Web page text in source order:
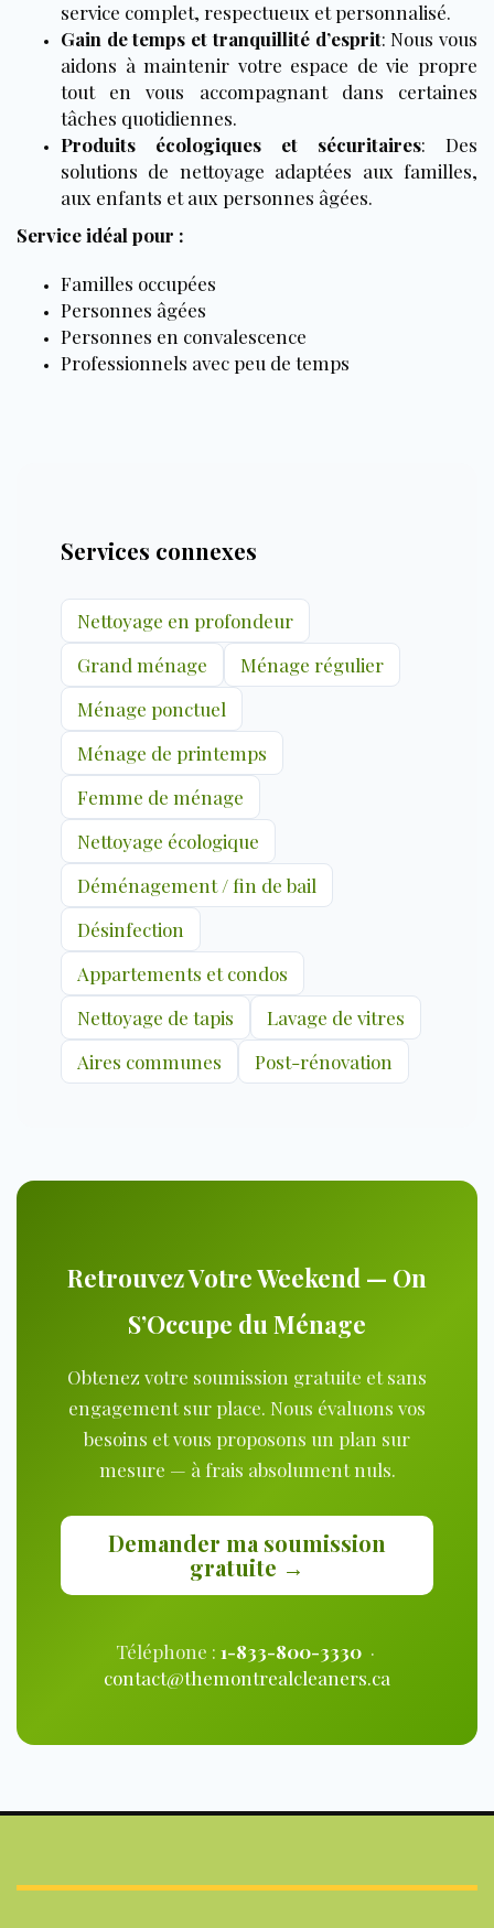
service complet, respectueux et personnalisé.
Gain de temps et tranquillité d’esprit:Nous vous
aidons à maintenir votre espace de vie propre
tout en vous accompagnant dans certaines
tâches quotidiennes.
Produits écologiques et sécuritaires: Des
solutions de nettoyage adaptées aux familles,
aux enfants et aux personnes âgées.
Service idéal pour :
Familles occupées
Personnes âgées
Personnes en convalescence
Professionnels avec peu de temps
Services connexes
Nettoyage en profondeur
Grand ménage
Ménage régulier
Ménage ponctuel
Ménage de printemps
Femme de ménage
Nettoyage écologique
Déménagement / fin de bail
Désinfection
Appartements et condos
Nettoyage de tapis
Lavage de vitres
Aires communes
Post-rénovation
Retrouvez Votre Weekend — On
S’Occupe du Ménage
Obtenez votre soumission gratuite et sans
engagement sur place. Nous évaluons vos
besoins et vous proposons un plan sur
mesure — à frais absolument nuls.
Demander ma soumission
gratuite →
Téléphone : 1-833-800-3330·
contact@themontrealcleaners.ca